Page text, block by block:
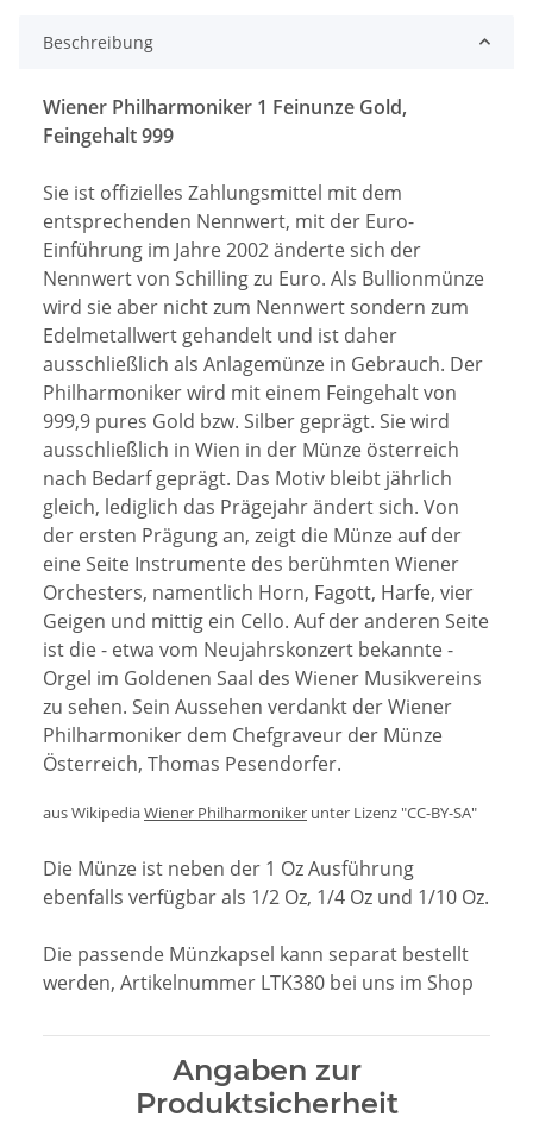
Beschreibung
Wiener Philharmoniker 1 Feinunze Gold,
Feingehalt 999
Sie ist offizielles Zahlungsmittel mit dem
entsprechenden Nennwert, mit der Euro-
Einführung im Jahre 2002 änderte sich der
Nennwert von Schilling zu Euro. Als Bullionmünze
wird sie aber nicht zum Nennwert sondern zum
Edelmetallwert gehandelt und ist daher
ausschließlich als Anlagemünze in Gebrauch. Der
Philharmoniker wird mit einem Feingehalt von
999,9 pures Gold bzw. Silber geprägt. Sie wird
ausschließlich in Wien in der Münze österreich
nach Bedarf geprägt. Das Motiv bleibt jährlich
gleich, lediglich das Prägejahr ändert sich. Von
der ersten Prägung an, zeigt die Münze auf der
eine Seite Instrumente des berühmten Wiener
Orchesters, namentlich Horn, Fagott, Harfe, vier
Geigen und mittig ein Cello. Auf der anderen Seite
ist die - etwa vom Neujahrskonzert bekannte -
Orgel im Goldenen Saal des Wiener Musikvereins
zu sehen. Sein Aussehen verdankt der Wiener
Philharmoniker dem Chefgraveur der Münze
Österreich, Thomas Pesendorfer.
aus WikipediaWiener Philharmoniker unter Lizenz "CC-BY-SA"
Die Münze ist neben der 1 Oz Ausführung
ebenfalls verfügbar als 1/2 Oz, 1/4 Oz und 1/10 Oz.
Die passende Münzkapsel kann separat bestellt
werden, Artikelnummer LTK380 bei uns im Shop
Angaben zur
Produktsicherheit